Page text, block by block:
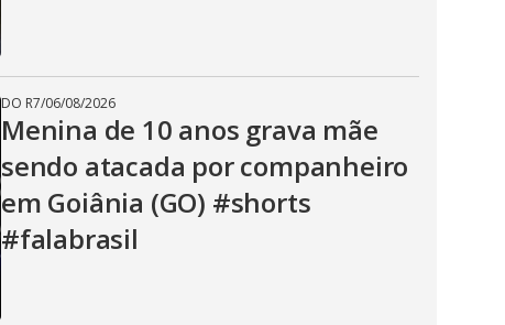
DO R7/06/08/2026
Menina de 10 anos grava mãe
sendo atacada por companheiro
em Goiânia (GO) #shorts
#falabrasil